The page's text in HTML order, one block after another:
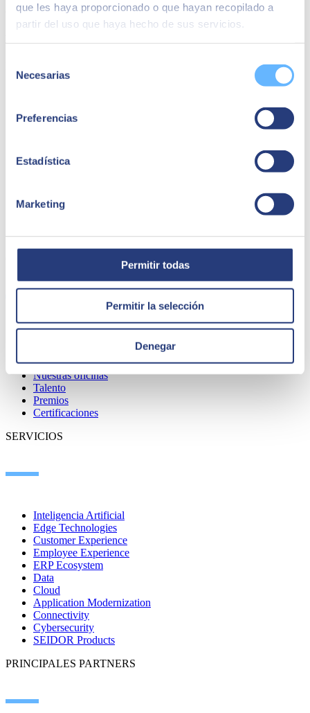
que les haya proporcionado o que hayan recopilado a
partir del uso que haya hecho de sus servicios.
Necesarias
Preferencias
Estadística
Marketing
Permitir todas
Permitir la selección
Denegar
Cybersecurity Business Unit Director
Blog
Nuestras oficinas
Talento
Premios
Certificaciones
SERVICIOS
Inteligencia Artificial
Edge Technologies
Customer Experience
Employee Experience
ERP Ecosystem
Data
Cloud
Application Modernization
Connectivity
Cybersecurity
SEIDOR Products
PRINCIPALES PARTNERS